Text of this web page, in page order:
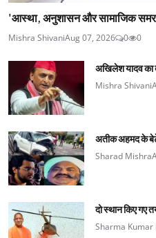
'आस्था, अनुशासन और सामाजिक
Mishra ShivaniAug 07, 2026 0 0
अखिलेश यादव का
Mishra Shivani
अतीक अहमद के
Sharad Mishra
दो स्थान किए गए
Sharma Kumar